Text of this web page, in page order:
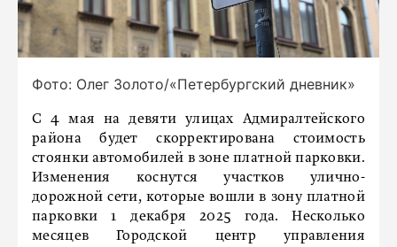
Фото: Олег Золото/«Петербургский дневник»
С 4 мая на девяти улицах Адмиралтейского
района будет скорректирована стоимость
стоянки автомобилей в зоне платной парковки.
Изменения коснутся участков улично-
дорожной сети, которые вошли в зону платной
парковки 1 декабря 2025 года. Несколько
месяцев Городской центр управления